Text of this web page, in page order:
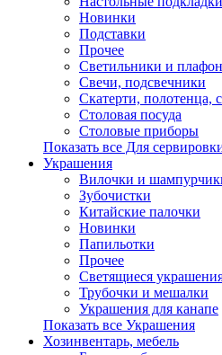
Новинки
Подставки
Прочее
Светильники и
Свечи, подсвечники
Скатерти, полотенца,
Столовая посуда
Столовые приборы
Показать все Для
Украшения
Вилочки и
Зубочистки
Китайские палочки
Новинки
Папильотки
Прочее
Светящиеся
Трубочки и мешалки
Украшения для канапе
Показать все Украшения
Хозинвентарь, мебель